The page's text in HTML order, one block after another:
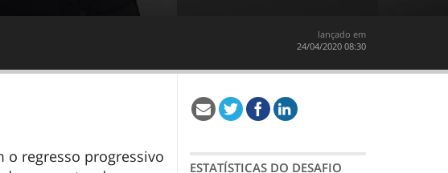
lançado em
‎24/04/2020 08:30
o regresso progressivo
ESTATÍSTICAS DO DESAFIO